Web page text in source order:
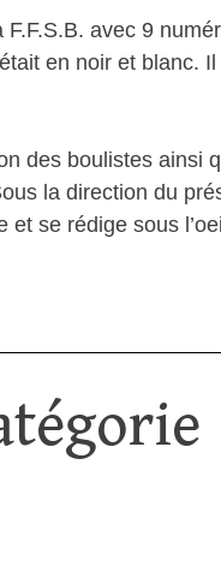
avec 9
en noir et blanc.
des boulistes ainsi
la direction du
se rédige sous